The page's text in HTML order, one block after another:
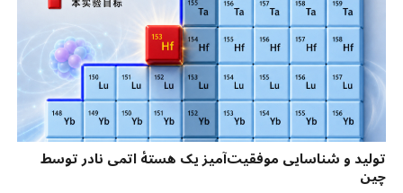
تولید و شناسایی موفقیت‌آمیز یک هستهٔ اتمی نادر توسط
چین